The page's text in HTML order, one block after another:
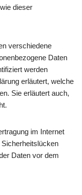
dieser
verschiedene
Daten
werden
erläutert, welche
Sie erläutert auch,
im Internet
Daten vor dem